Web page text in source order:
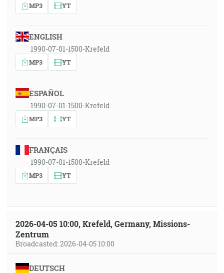
MP3 YT
ENGLISH
1990-07-01-1500-Krefeld
MP3 YT
ESPAÑOL
1990-07-01-1500-Krefeld
MP3 YT
FRANÇAIS
1990-07-01-1500-Krefeld
MP3 YT
2026-04-05 10:00, Krefeld, Germany, Missions-
Zentrum
Broadcasted: 2026-04-05 10:00
DEUTSCH